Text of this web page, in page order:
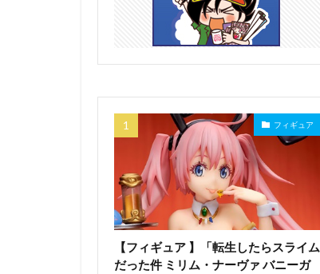
フィギュア
【フィギュア 】「転生したらスライム
だった件 ミリム・ナーヴァ バニーガ